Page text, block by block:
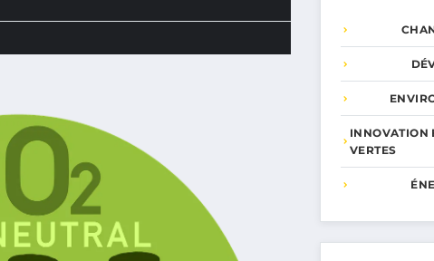
INNOVATION
VERTES